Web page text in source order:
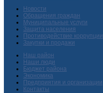
Новости
Обращения граждан
Муниципальные услуги
Защита населения
Противодействие коррупции
Закупки и продажи
Наш район
Наши люди
Бюджет района
Экономика
Предприятия и организации
Контакты